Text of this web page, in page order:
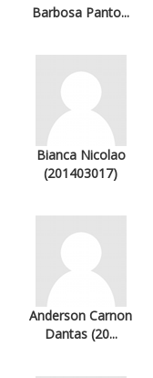
Barbosa Panto...
Bianca Nicolao
(201403017)
Anderson Carnon
Dantas (20...